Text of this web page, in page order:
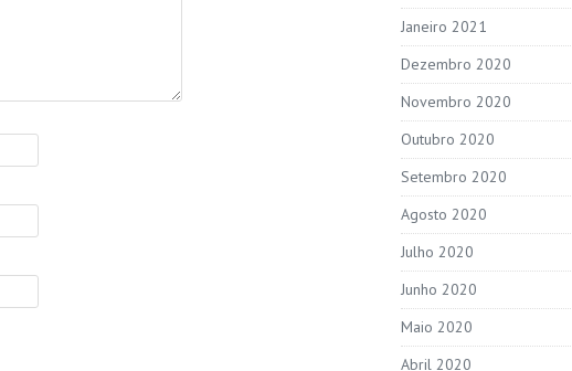
Janeiro 2021
Dezembro 2020
Novembro 2020
Outubro 2020
Setembro 2020
Agosto 2020
Julho 2020
Junho 2020
Maio 2020
Abril 2020